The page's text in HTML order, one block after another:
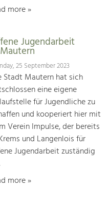
more »
Jugendarbeit
25 September 2023
Stadt Mautern hat sich
eine eigene
für Jugendliche zu
und kooperiert hier mit
Verein Impulse, der bereits
und Langenlois für
Jugendarbeit zuständig
more »